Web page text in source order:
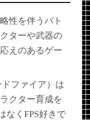
性を伴うバト
ターや武器の
えのあるゲー
ファイア）は
クター育成を
なくFPS好きで